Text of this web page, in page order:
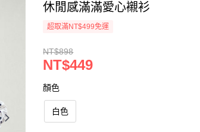
休閒感滿滿愛心襯衫
超取滿NT$499免運
NT$898
NT$449
顏色
白色